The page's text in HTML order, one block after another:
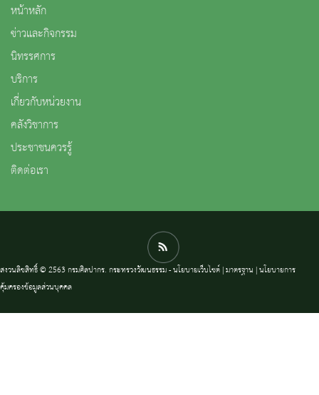
หน้าหลัก
ข่าวและกิจกรรม
นิทรรศการ
บริการ
เกี่ยวกับหน่วยงาน
คลังวิชาการ
ประชาชนควรรู้
ติดต่อเรา
สงวนลิขสิทธิ์ © 2563 กรมศิลปากร. กระทรวงวัฒนธรรม -นโยบายเว็บไซต์|มาตรฐาน |นโยบายการ
คุ้มครองข้อมูลส่วนบุคคล